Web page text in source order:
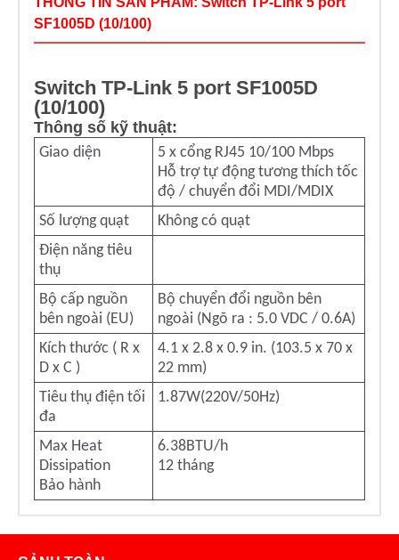
SF1005D (10/100)
Switch TP-Link 5 port SF1005D
(10/100)
Thông số kỹ thuật:
Giao diện 5 x cổng RJ45 10/100 Mbps
Hỗ trợ tựđộng tương thích tốc
độ / chuyểnđổi MDI/MDIX
Số lượng quạt Không có quạt
Điện năng tiêu
thụ
Bộ cấp nguồn
bên ngoài (EU)
Bộ chuyểnđổi nguồn bên
ngoài (Ngõ ra : 5.0 VDC / 0.6A)
Kích thước ( R x
D x C )
4.1 x 2.8 x 0.9 in. (103.5 x 70 x
22 mm)
Tiêu thụđiện tối
đa
1.87W(220V/50Hz)
Max Heat
Dissipation
Bảo hành
6.38BTU/h
12 tháng